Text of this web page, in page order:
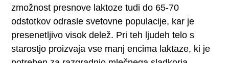
zmožnost presnove laktoze tudi do 65-70
odstotkov odrasle svetovne populacije, kar je
presenetljivo visok delež. Pri teh ljudeh telo s
starostjo proizvaja vse manj encima laktaze, ki je